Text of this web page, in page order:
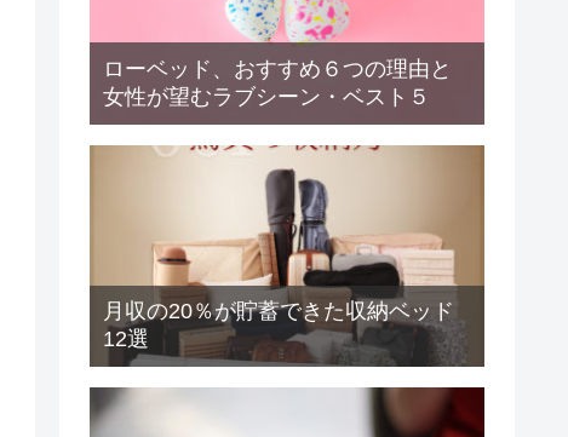
ローベッド、おすすめ６つの理由と
女性が望むラブシーン・ベスト５
月収の20％が貯蓄できた収納ベッド
12選